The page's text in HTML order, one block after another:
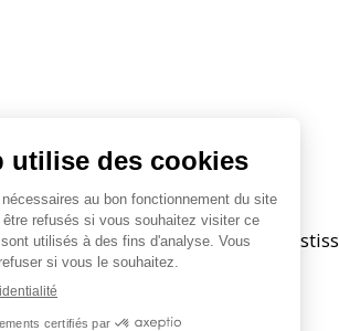
réservés.
Politique de confidentialité
Politique des Cookies
Renonciation